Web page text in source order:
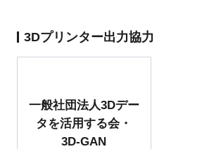
3Dプリンター出力協力
一般社団法人3Dデー
タを活用する会・
3D-GAN